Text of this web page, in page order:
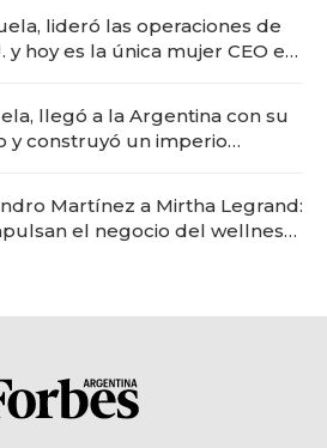
lideró las operaciones de
y hoy es la única mujer CEO en
llegó a la Argentina con su
y construyó un imperio
Martínez a Mirtha Legrand:
el negocio del wellness